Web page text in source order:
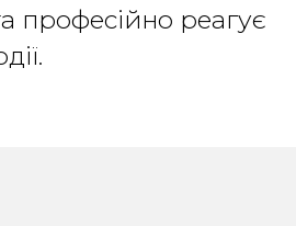
професійно реагує